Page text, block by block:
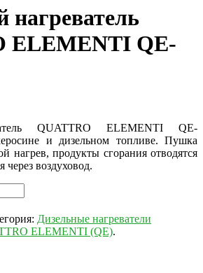
нагреватель
ELEMENTI QE-
QUATTRO ELEMENTI QE-
и дизельном топливе. Пушка
нагрев, продукты сгорания отводятся
воздуховод.
Дизельные нагреватели
ELEMENTI (QE).